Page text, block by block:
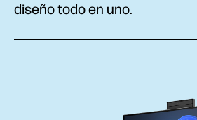
diseño todo en uno.